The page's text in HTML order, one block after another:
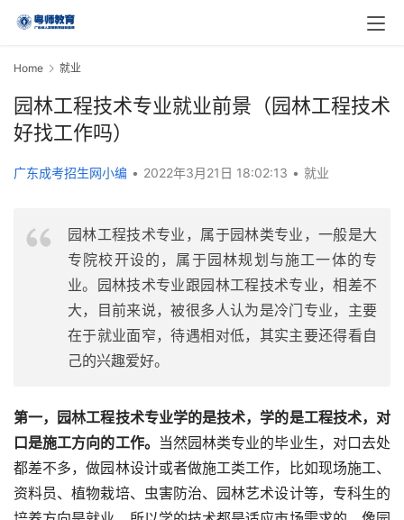
Home 就业
园林工程技术专业就业前景（园林工程技术
好找工作吗）
广东成考招生网小编 • 2022年3月21日 18:02:13 • 就业
园林工程技术专业，属于园林类专业，一般是大
专院校开设的，属于园林规划与施工一体的专
业。园林技术专业跟园林工程技术专业，相差不
大，目前来说，被很多人认为是冷门专业，主要
在于就业面窄，待遇相对低，其实主要还得看自
己的兴趣爱好。
第一，园林工程技术专业学的是技术，学的是工程技术，对
口是施工方向的工作。 当然园林类专业的毕业生，对口去处
都差不多，做园林设计或者做施工类工作，比如现场施工、
资料员、植物栽培、虫害防治、园林艺术设计等，专科生的